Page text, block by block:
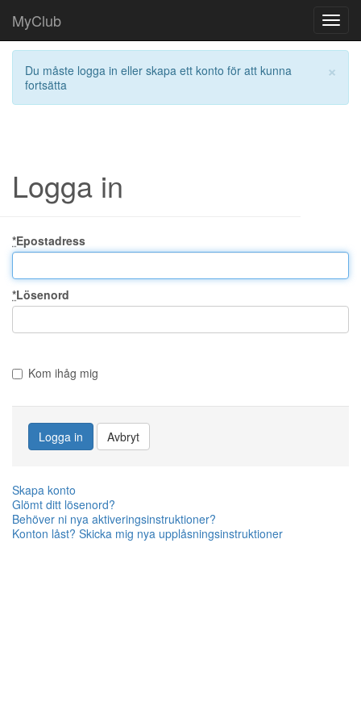
MyClub
×
Du måste logga in eller skapa ett konto för att kunna
fortsätta
Logga in
*Epostadress
*Lösenord
Kom ihåg mig
Logga in Avbryt
Skapa konto
Glömt ditt lösenord?
Behöver ni nya aktiveringsinstruktioner?
Konton låst? Skicka mig nya upplåsningsinstruktioner